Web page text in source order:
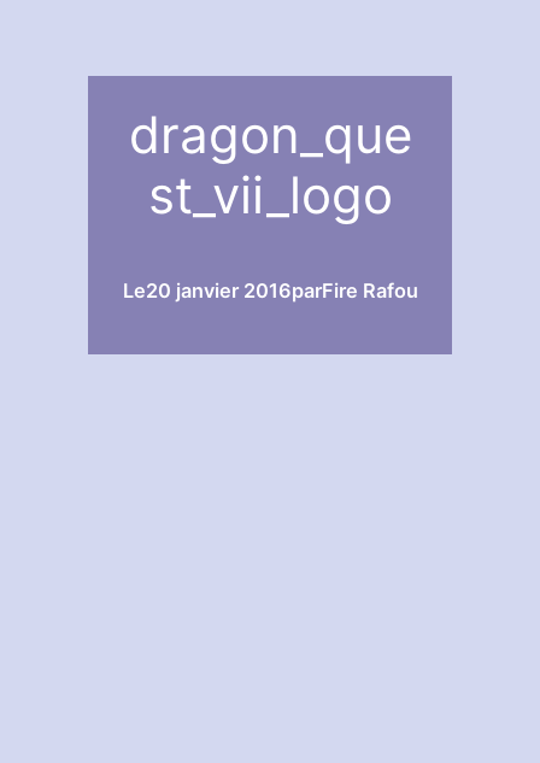
dragon_que
st_vii_logo
Le20 janvier 2016parFire Rafou